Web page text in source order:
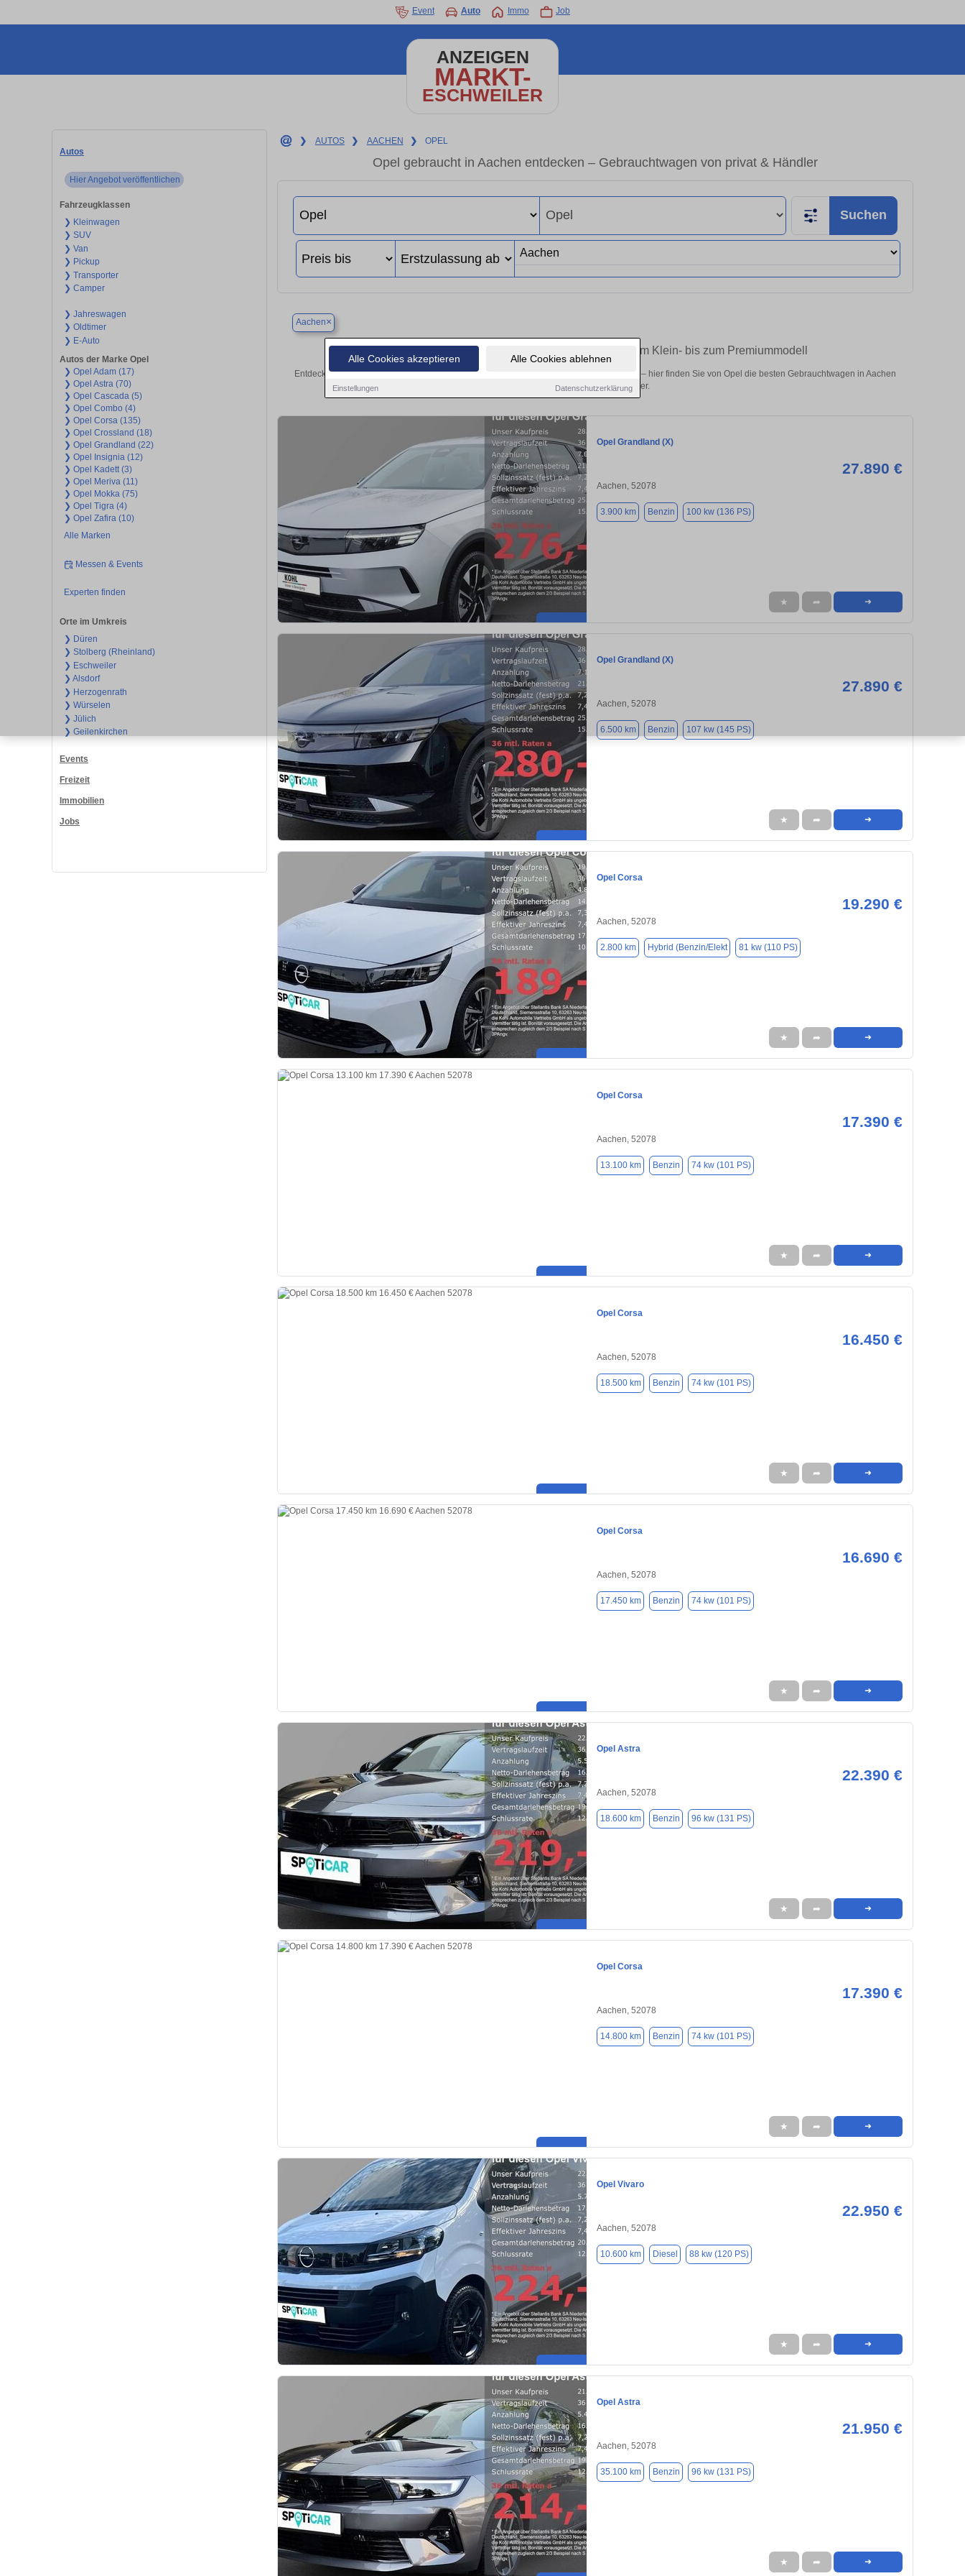
Alle Cookies akzeptieren Alle Cookies ablehnen
Einstellungen Datenschutzerklärung
Event Auto Immo Job
ANZEIGEN
MARKT-
ESCHWEILER
Autos
Hier Angebot veröffentlichen
Fahrzeugklassen
❯ Kleinwagen
❯ SUV
❯ Van
❯ Pickup
❯ Transporter
❯ Camper
❯ Jahreswagen
❯ Oldtimer
❯ E-Auto
Autos der Marke Opel
❯ Opel Adam (17)
❯ Opel Astra (70)
❯ Opel Cascada (5)
❯ Opel Combo (4)
❯ Opel Corsa (135)
❯ Opel Crossland (18)
❯ Opel Grandland (22)
❯ Opel Insignia (12)
❯ Opel Kadett (3)
❯ Opel Meriva (11)
❯ Opel Mokka (75)
❯ Opel Tigra (4)
❯ Opel Zafira (10)
Alle Marken
Messen & Events
Experten finden
Orte im Umkreis
❯ Düren
❯ Stolberg (Rheinland)
❯ Eschweiler
❯ Alsdorf
❯ Herzogenrath
❯ Würselen
❯ Jülich
❯ Geilenkirchen
Events
Freizeit
Immobilien
Jobs
❯ AUTOS ❯ AACHEN ❯ OPEL
Opel gebraucht in Aachen entdecken – Gebrauchtwagen von privat & Händler
Suchen
Aachen×
Finden Sie in Aachen Ihren gebrauchten Opel – vom Klein- bis zum Premiummodell
Entdecken Sie in Aachen gebrauchte Opel Fahrzeuge. Von Kleinwagen bis hin zum SUV – hier finden Sie von Opel die besten Gebrauchtwagen in Aachen
von privat und vom Händler.
Opel Grandland (X)
27.890 €
Aachen, 52078
3.900 km Benzin 100 kw (136 PS)
★ ➦ ➜
Opel Grandland (X)
27.890 €
Aachen, 52078
6.500 km Benzin 107 kw (145 PS)
★ ➦ ➜
Opel Corsa
19.290 €
Aachen, 52078
2.800 km Hybrid (Benzin/Elekt 81 kw (110 PS)
★ ➦ ➜
Opel Corsa
17.390 €
Aachen, 52078
13.100 km Benzin 74 kw (101 PS)
★ ➦ ➜
Opel Corsa
16.450 €
Aachen, 52078
18.500 km Benzin 74 kw (101 PS)
★ ➦ ➜
Opel Corsa
16.690 €
Aachen, 52078
17.450 km Benzin 74 kw (101 PS)
★ ➦ ➜
Opel Astra
22.390 €
Aachen, 52078
18.600 km Benzin 96 kw (131 PS)
★ ➦ ➜
Opel Corsa
17.390 €
Aachen, 52078
14.800 km Benzin 74 kw (101 PS)
★ ➦ ➜
Opel Vivaro
22.950 €
Aachen, 52078
10.600 km Diesel 88 kw (120 PS)
★ ➦ ➜
Opel Astra
21.950 €
Aachen, 52078
35.100 km Benzin 96 kw (131 PS)
★ ➦ ➜